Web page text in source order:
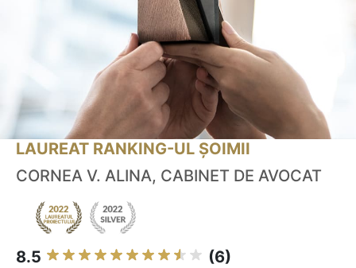
LAUREAT RANKING-UL ȘOIMII
CORNEA V. ALINA, CABINET DE AVOCAT
8.5 (6)